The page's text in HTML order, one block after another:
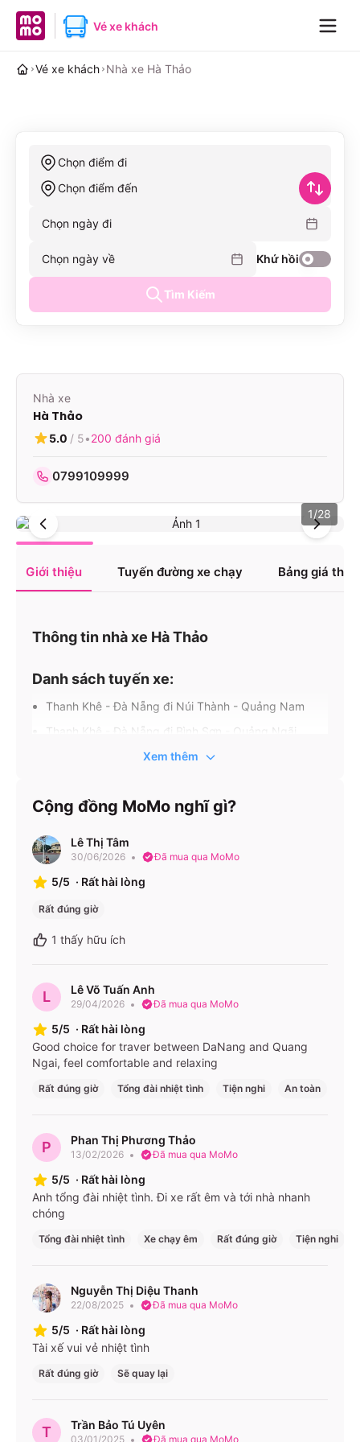
MoMo home pageVé xe khách
Vé xe khách Nhà xe Hà Thảo
Chọn điểm đi
Chọn điểm đến
Chọn ngày đi
Khứ hồi
Chọn ngày về
Tìm Kiếm
Nhà xe
Hà Thảo
5.0 / 5•200 đánh giá
0799109999
1/28
Giới thiệu Tuyến đường xe chạy Bảng giá
Thông tin nhà xe Hà Thảo
Danh sách tuyến xe:
Thanh Khê - Đà Nẵng đi Núi Thành - Quảng Nam
Thanh Khê - Đà Nẵng đi Bình Sơn - Quảng Ngãi
Thanh Khê - Đà Nẵng đi Quảng Ngãi - Quảng Ngãi
Hải Châu - Đà Nẵng đi Bình Sơn - Quảng Ngãi
Quảng Ngãi - Quảng Ngãi đi Hải Châu - Đà Nẵng
Quảng Ngãi - Quảng Ngãi đi Thanh Khê - Đà Nẵng
Bình Sơn - Quảng Ngãi đi Hải Châu - Đà Nẵng
Văn phòng nhà xe Hà Thảo ở Đà Nẵng VP Đà Nẵng
1900888684
Xem thêm
Cộng đồng MoMo nghĩ gì?
Lê Thị Tâm
30/06/2026 Đã mua qua MoMo
5/5 · Rất hài lòng
Rất đúng giờ
1 thấy hữu ích
L Lê Võ Tuấn Anh
29/04/2026 Đã mua qua MoMo
5/5 · Rất hài lòng
Good choice for traver between DaNang and Quang
Ngai, feel comfortable and relaxing
Rất đúng giờ Tổng đài nhiệt tình Tiện nghi An toàn
P Phan Thị Phương Thảo
13/02/2026 Đã mua qua MoMo
5/5 · Rất hài lòng
Anh tổng đài nhiệt tình. Đi xe rất êm và tới nhà nhanh
chóng
Tổng đài nhiệt tình Xe chạy êm Rất đúng giờ Tiện nghi
Nguyễn Thị Diệu Thanh
22/08/2025 Đã mua qua MoMo
5/5 · Rất hài lòng
Tài xế vui vẻ nhiệt tình
Rất đúng giờ Sẽ quay lại
T Trần Bảo Tú Uyên
03/01/2025 Đã mua qua MoMo